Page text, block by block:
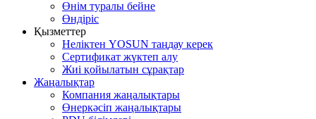
Өнім туралы бейне
Өндіріс
Қызметтер
Неліктен YOSUN таңдау керек
Сертификат жүктеп алу
Жиі қойылатын сұрақтар
Жаңалықтар
Компания жаңалықтары
Өнеркәсіп жаңалықтары